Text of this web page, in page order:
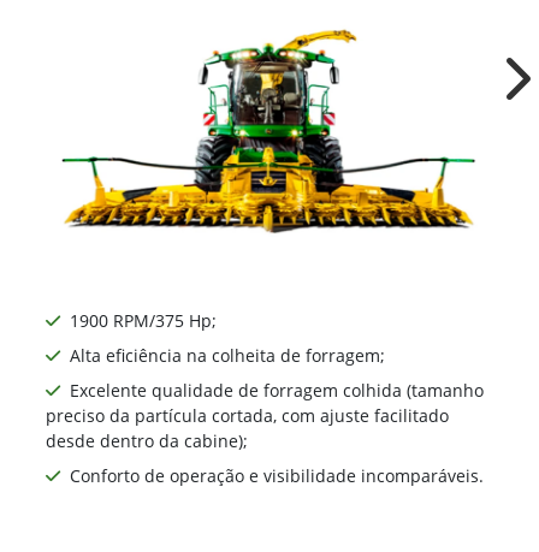
1900 RPM/375 Hp;
Alta eficiência na colheita de forragem;
Excelente qualidade de forragem colhida (tamanho
preciso da partícula cortada, com ajuste facilitado
desde dentro da cabine);
Conforto de operação e visibilidade incomparáveis.